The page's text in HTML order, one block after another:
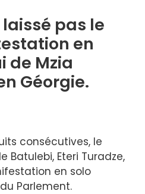
laissé pas le
en
de Mzia
Géorgie.
consécutives, le
Batulebi, Eteri Turadze,
en solo
Parlement.